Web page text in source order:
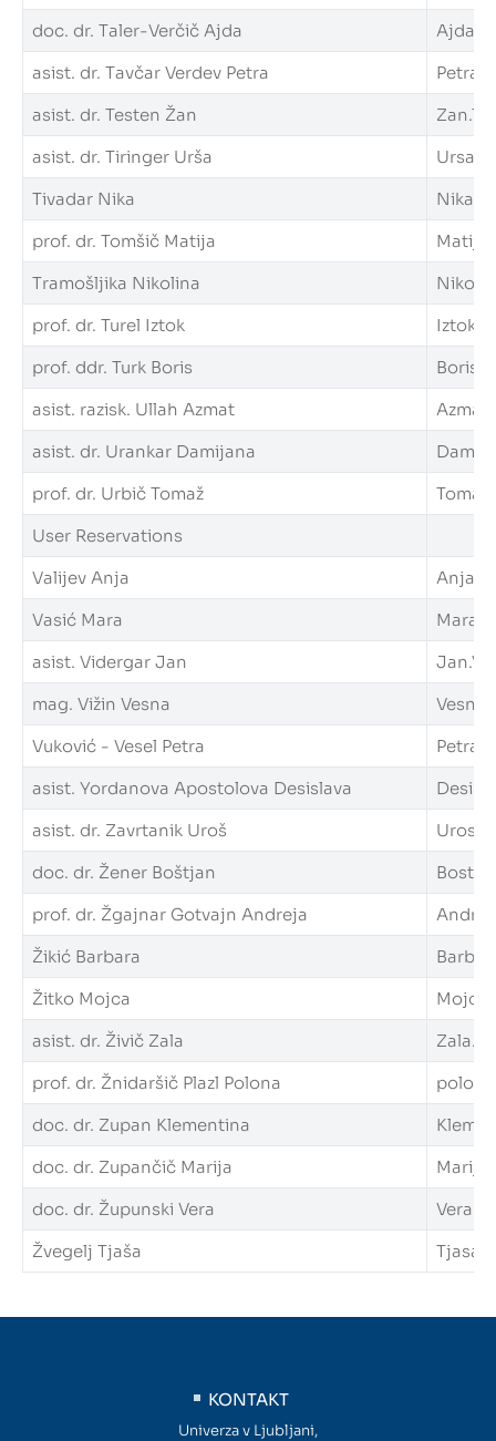
doc. dr. Taler-Verčič Ajda
asist. dr. Tavčar Verdev Petra
asist. dr. Testen Žan
asist. dr. Tiringer Urša
Tivadar Nika
prof. dr. Tomšič Matija
Tramošljika Nikolina
prof. dr. Turel Iztok
prof. ddr. Turk Boris
asist. razisk. Ullah Azmat
asist. dr. Urankar Damijana
prof. dr. Urbič Tomaž
User Reservations
Valijev Anja
Vasić Mara
asist. Vidergar Jan
mag. Vižin Vesna
Vuković - Vesel Petra
asist. Yordanova Apostolova Desislava
asist. dr. Zavrtanik Uroš
doc. dr. Žener Boštjan
prof. dr. Žgajnar Gotvajn Andreja
Žikić Barbara
Žitko Mojca
asist. dr. Živič Zala
prof. dr. Žnidaršič Plazl Polona
doc. dr. Zupan Klementina
doc. dr. Zupančič Marija
doc. dr. Župunski Vera
Žvegelj Tjaša
KONTAKT
Univerza v Ljubljani,